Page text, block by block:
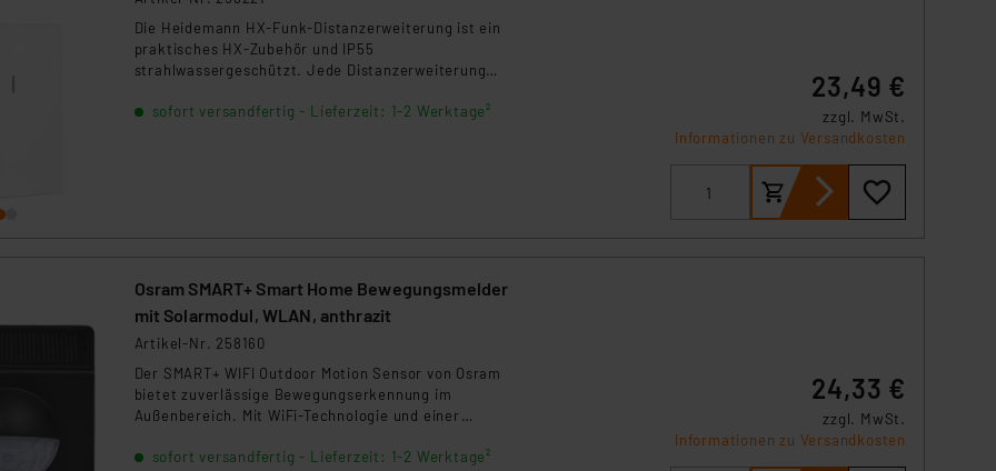
der EU. Dies bedeutet, dass die USA als Land mit unzureichendem
eingestuft wird. So besteht etwa das Risiko, dass US-Behörden personenbezogene
verarbeiten, ohne dass hiergegen Klagemöglichkeiten für Europäer bestehen.
Beurteilung der mit der Datenübermittlung, insbesondere der Art der übermittelten
Die Heidemann HX-Funk-Distanzerweiterung ist ein
praktisches HX-Zubehör und IP55
strahlwassergeschützt. Jede Distanzerweiterung
150 Meter. Somit kann die Reichweite endlos erweitert
sofort versandfertig - Lieferzeit: 1-2 Werktage²
23,49 €
zzgl. MwSt.
Informationen zu Versandkosten
Osram SMART+ Smart Home Bewegungsmelder
mit Solarmodul, WLAN, anthrazit
Artikel-Nr. 258160
Der SMART+ WIFI Outdoor Motion Sensor von Osram
bietet zuverlässige Bewegungserkennung im
Außenbereich. Mit WiFi-Technologie und einer
einfach zu installieren. Ideal für die Überwachung von
sofort versandfertig - Lieferzeit: 1-2 Werktage²
24,33 €
zzgl. MwSt.
Informationen zu Versandkosten